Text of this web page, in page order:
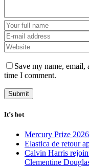
Save my name,
time I comment.
It’s hot
Mercury Prize
Elastica de retour
Calvin Harris
Clementine